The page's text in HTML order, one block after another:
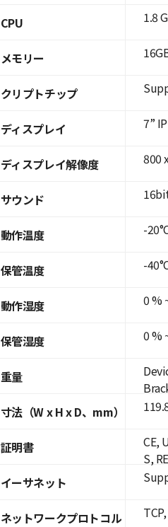
CPU
メモリー
クリプトチップ
ディスプレイ
ディスプレイ解像度
サウンド
動作温度
保管温度
動作湿度
保管湿度
重量
寸法（W x H x D、mm）
証明書
イーサネット
ネットワークプロトコル
1.8
7”
800
-
-
0 %
0 %
CE,
S,